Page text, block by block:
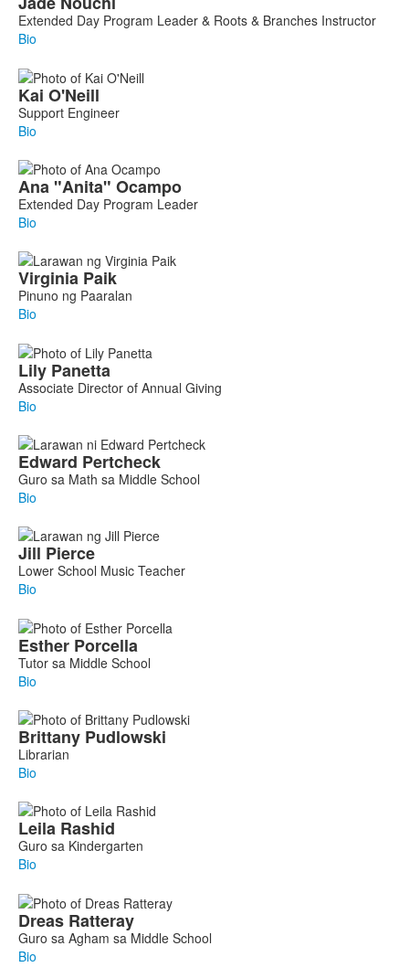
Extended Day Program Leader & Roots & Branches Instructor
Bio
Kai O'Neill
Support Engineer
Bio
Ana "Anita" Ocampo
Extended Day Program Leader
Bio
Virginia Paik
Pinuno ng Paaralan
Bio
Lily Panetta
Associate Director of Annual Giving
Bio
Edward Pertcheck
Guro sa Math sa Middle School
Bio
Jill Pierce
Lower School Music Teacher
Bio
Esther Porcella
Tutor sa Middle School
Bio
Brittany Pudlowski
Librarian
Bio
Leila Rashid
Guro sa Kindergarten
Bio
Dreas Ratteray
Guro sa Agham sa Middle School
Bio